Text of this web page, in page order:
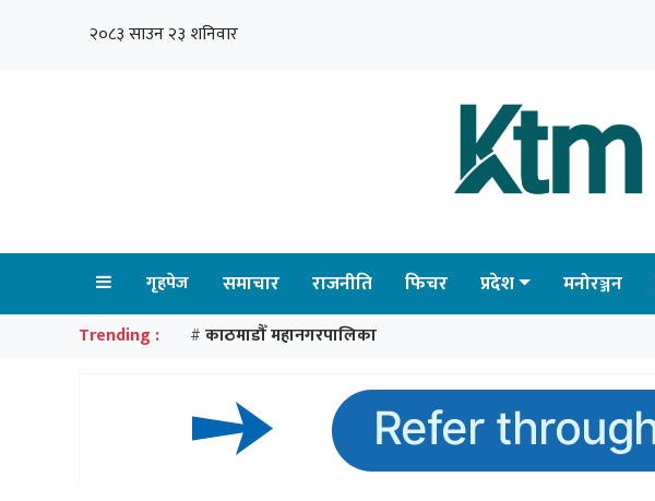
२०८३ साउन २३ शनिवार
गृहपेज समाचार राजनीति फिचर प्रदेश मनोरञ्जन
Trending : # काठमाडौँ महानगरपालिका